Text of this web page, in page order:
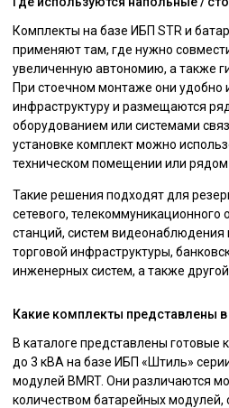
Комплекты на базе ИБП STR и
применяют там, где нужно
увеличенную автономию, а также
При стоечном монтаже они удобно
инфраструктуру и размещаются
оборудованием или системами
установке комплект можно
техническом помещении или
Такие решения подходят для
сетевого, телекоммуникационного
станций, систем видеонаблюдения
торговой инфраструктуры,
инженерных систем, а также
Какие комплекты представлены
В каталоге представлены
до 3 кВА на базе ИБП «Штиль»
модулей BMRT. Они различаются
количеством батарейных